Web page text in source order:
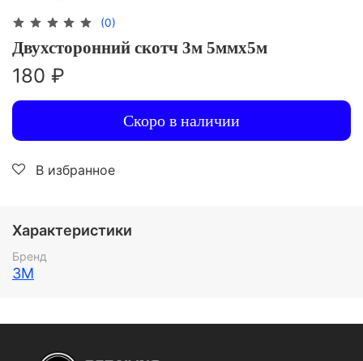
(0)
Двухсторонний скотч 3м 5ммх5м
180 ₽
Скоро в наличии
В избранное
Характеристики
Бренд
3M